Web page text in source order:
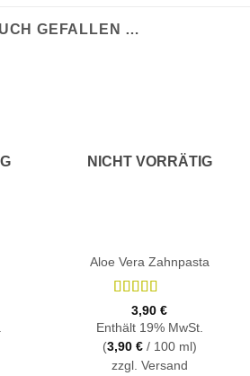
GEFALLEN …
NICHT VORRÄTIG
Aloe Vera Zahnpasta
Bewertet
mit4.4
von 5
3,90 €
Enthält 19% MwSt.
(3,90 €/ 100 ml)
zzgl. Versand